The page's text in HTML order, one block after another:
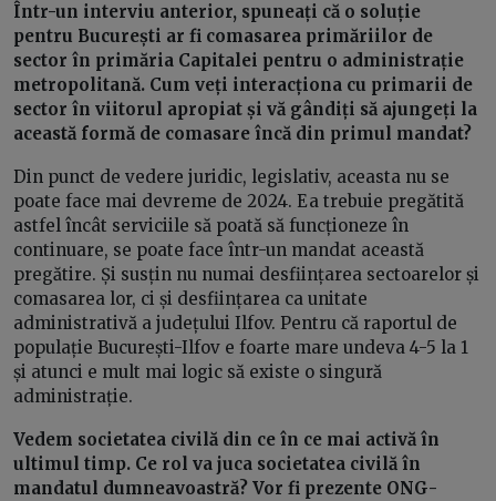
Într-un interviu anterior, spuneați că o soluție
pentru București ar fi comasarea primăriilor de
sector în primăria Capitalei pentru o administrație
metropolitană. Cum veți interacționa cu primarii de
sector în viitorul apropiat și vă gândiți să ajungeți la
această formă de comasare încă din primul mandat?
Din punct de vedere juridic, legislativ, aceasta nu se
poate face mai devreme de 2024. Ea trebuie pregătită
astfel încât serviciile să poată să funcționeze în
continuare, se poate face într-un mandat această
pregătire. Și susțin nu numai desființarea sectoarelor și
comasarea lor, ci și desființarea ca unitate
administrativă a județului Ilfov. Pentru că raportul de
populație București-Ilfov e foarte mare undeva 4-5 la 1
și atunci e mult mai logic să existe o singură
administrație.
Vedem societatea civilă din ce în ce mai activă în
ultimul timp. Ce rol va juca societatea civilă în
mandatul dumneavoastră? Vor fi prezente ONG-